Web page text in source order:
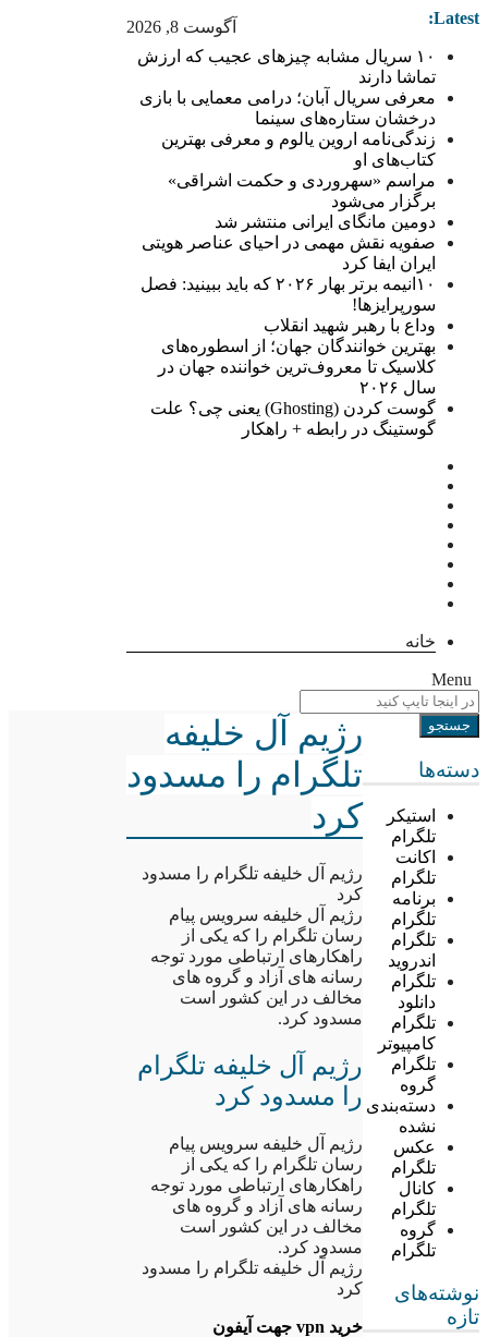
آگوست 8, 2026 Latest:
۱۰ سریال مشابه چیزهای عجیب که ارزش
تماشا دارند
معرفی سریال آبان؛ درامی معمایی با بازی
درخشان ستاره‌های سینما
زندگی‌نامه اروین یالوم و معرفی بهترین
کتاب‌های او
مراسم «سهروردی و حکمت اشراقی»
برگزار می‌شود
دومین مانگای ایرانی منتشر شد
صفویه نقش مهمی در احیای عناصر هویتی
ایران ایفا کرد
۱۰انیمه برتر بهار ۲۰۲۶ که باید ببینید: فصل
سورپرایزها!
وداع با رهبر شهید انقلاب
بهترین خوانندگان جهان؛ از اسطوره‌های
کلاسیک تا معروف‌ترین خواننده جهان در
سال ۲۰۲۶
گوست کردن (Ghosting) یعنی چی؟ علت
گوستینگ در رابطه + راهکار
خانه
Menu
دسته‌ها
استیکر
تلگرام
اکانت
تلگرام
برنامه
تلگرام
تلگرام
اندروید
تلگرام
دانلود
تلگرام
کامپیوتر
تلگرام
گروه
دسته‌بندی
نشده
عکس
تلگرام
کانال
تلگرام
گروه
تلگرام
نوشته‌های
تازه
رژیم آل خلیفه
تلگرام را مسدود
کرد
رژیم آل خلیفه تلگرام را مسدود
کرد
رژیم آل خلیفه سرویس پیام
رسان تلگرام را که یکی از
راهکارهای ارتباطی مورد توجه
رسانه های آزاد و گروه های
مخالف در این کشور است
مسدود کرد.
رژیم آل خلیفه تلگرام
را مسدود کرد
رژیم آل خلیفه سرویس پیام
رسان تلگرام را که یکی از
راهکارهای ارتباطی مورد توجه
رسانه های آزاد و گروه های
مخالف در این کشور است
مسدود کرد.
رژیم آل خلیفه تلگرام را مسدود
کرد
خرید vpn جهت آیفون